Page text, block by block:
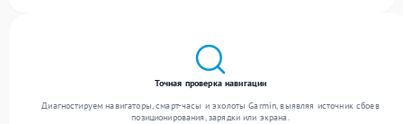
Точная проверка навигации
Диагностируем навигаторы, смарт-часы и эхолоты Garmin, выявляя источник сбоев
позиционирования, зарядки или экрана.